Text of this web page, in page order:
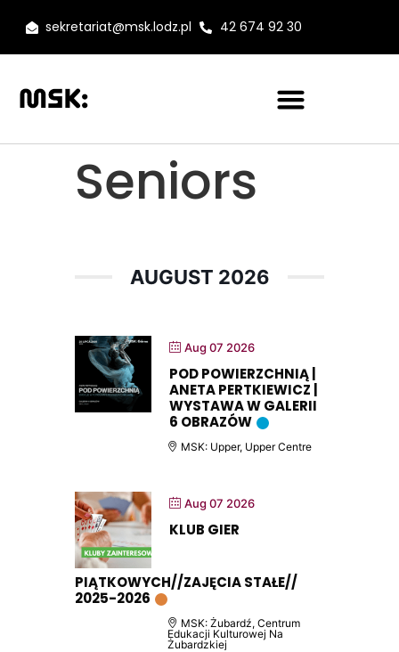
sekretariat@msk.lodz.pl 42 674 92 30
Seniors
AUGUST 2026
Aug 07 2026
POD POWIERZCHNIĄ |
ANETA PERTKIEWICZ |
WYSTAWA W GALERII
6 OBRAZÓW
MSK: Upper, Upper Centre
Aug 07 2026
KLUB GIER
PIĄTKOWYCH//ZAJĘCIA STAŁE//
2025-2026
MSK: Żubardź, Centrum
Edukacji Kulturowej Na
Żubardzkiej